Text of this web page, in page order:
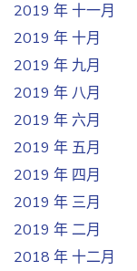
2019 年 十一月
2019 年 十月
2019 年 九月
2019 年 八月
2019 年 六月
2019 年 五月
2019 年 四月
2019 年 三月
2019 年 二月
2018 年 十二月